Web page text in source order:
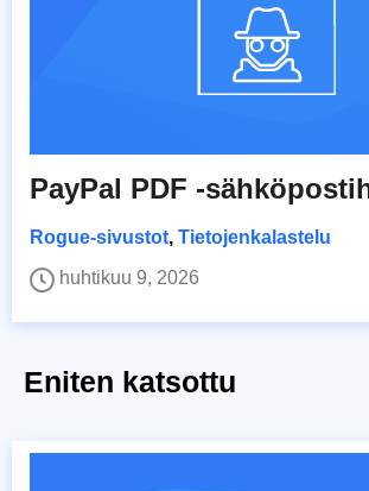
PayPal PDF -
Rogue-sivustot, Tietojenkalastelu
huhtikuu 9, 2026
Eniten katsottu